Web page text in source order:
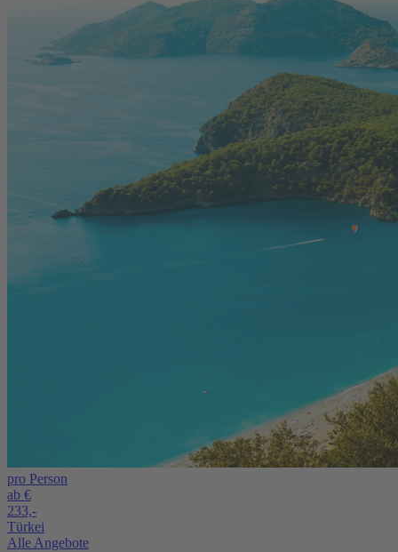
pro Person
ab €
233,-
Türkei
Alle Angebote